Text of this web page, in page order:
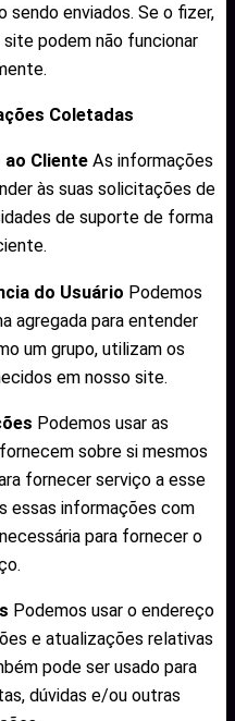
enviados. Se o fizer,
podem não funcionar
Coletadas
ClienteAs informações
às suas solicitações de
de suporte de forma
do Usuário Podemos
agregada para entender
um grupo, utilizam os
em nosso site.
Podemos usar as
sobre si mesmos
fornecer serviço a esse
essas informações com
para fornecer o
Podemos usar o endereço
e atualizações relativas
pode ser usado para
dúvidas e/ou outras